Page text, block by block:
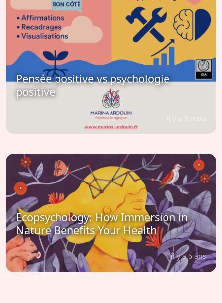
Pensée positive vs psychologie
positive
Ecopsychology: How Immersion in
Nature Benefits Your Health
il y a 6 ans